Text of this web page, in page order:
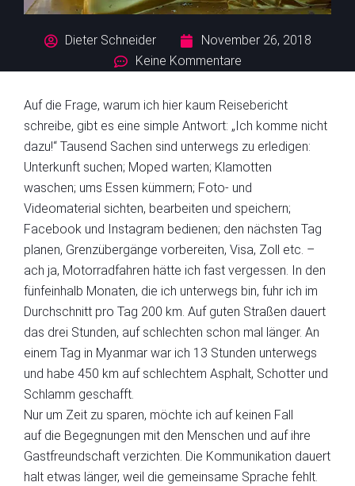
Dieter Schneider
November 26, 2018
Keine Kommentare
Auf die Frage, warum ich hier kaum Reisebericht
schreibe, gibt es eine simple Antwort: „Ich komme nicht
dazu!“ Tausend Sachen sind unterwegs zu erledigen:
Unterkunft suchen; Moped warten; Klamotten
waschen; ums Essen kümmern; Foto- und
Videomaterial sichten, bearbeiten und speichern;
Facebook und Instagram bedienen; den nächsten Tag
planen, Grenzübergänge vorbereiten, Visa, Zoll etc. –
ach ja, Motorradfahren hätte ich fast vergessen. In den
fünfeinhalb Monaten, die ich unterwegs bin, fuhr ich im
Durchschnitt pro Tag 200 km. Auf guten Straßen dauert
das drei Stunden, auf schlechten schon mal länger. An
einem Tag in Myanmar war ich 13 Stunden unterwegs
und habe 450 km auf schlechtem Asphalt, Schotter und
Schlamm geschafft.
Nur um Zeit zu sparen, möchte ich auf keinen Fall
auf die Begegnungen mit den Menschen und auf ihre
Gastfreundschaft verzichten. Die Kommunikation dauert
halt etwas länger, weil die gemeinsame Sprache fehlt.